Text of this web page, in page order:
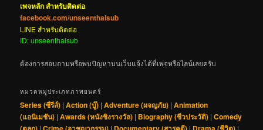
เพจหลัก สำหรับติดต่อ
facebook.com/unseenthaisub
LINE สำหรับติดต่อ
ID: unseenthaisub
ต้องการสอบถามหรือพบปัญหาบนเว็บแจ้งได้ที่เพจหรือไลน์เลยครับ
หมวดหมู่ประเภทภาพยนตร์
Series (ซีรีส์) |Action (บู๊) |Adventure (ผจญภัย) |Animation
(แอนิเมชัน) |Awards (หนังชิงรางวัล) | Biography (ชีวประวัติ) |Comedy